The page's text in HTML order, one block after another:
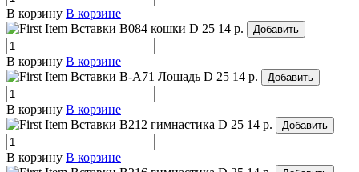
В корзину В корзине
Вставки B084 кошки D 25 14 р. Добавить
В корзину В корзине
Вставки B-A71 Лошадь D 25 14 р. Добавить
В корзину В корзине
Вставки B212 гимнастика D 25 14 р. Добавить
В корзину В корзине